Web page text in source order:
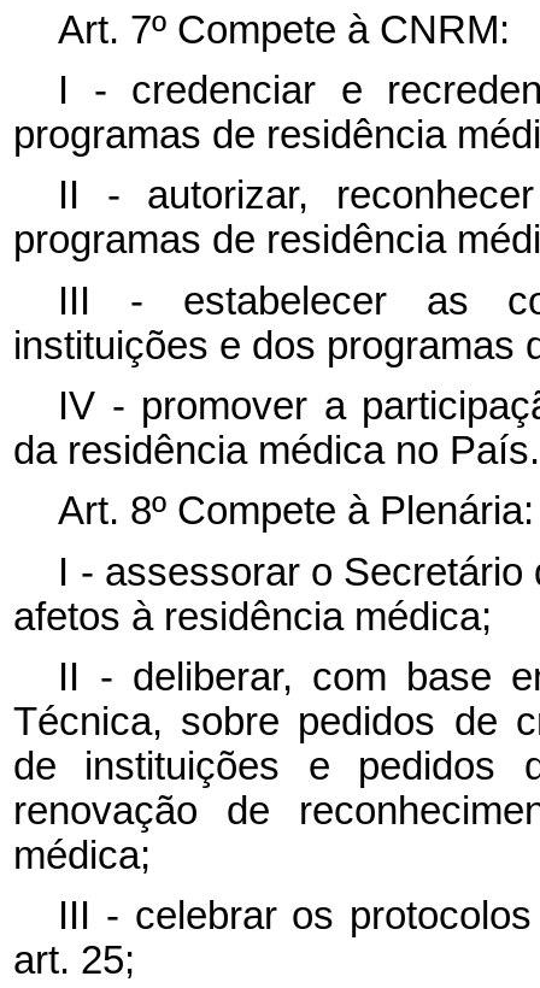
Art. 7º Compete à CNRM:
I - credenciar e
programas de residência
II - autorizar,
programas de residência
III - estabelecer as
instituições e dos programas
IV - promover a
da residência médica no País.
Art. 8º Compete à Plenária:
I - assessorar o
afetos à residência médica;
II - deliberar, com base
Técnica, sobre pedidos de
de instituições e pedidos
renovação de
médica;
III - celebrar os
art. 25;